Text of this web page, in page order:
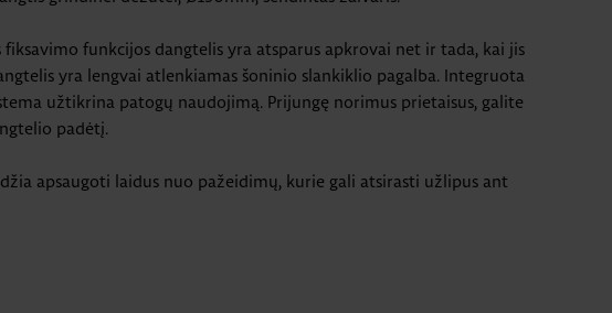
fiksavimo funkcijos dangtelis yra atsparus apkrovai net ir tada, kai jis
yra lengvai atlenkiamas šoninio slankiklio pagalba. Integruota
užtikrina patogų naudojimą. Prijungę norimus prietaisus, galite
padėtį.
apsaugoti laidus nuo pažeidimų, kurie gali atsirasti užlipus ant